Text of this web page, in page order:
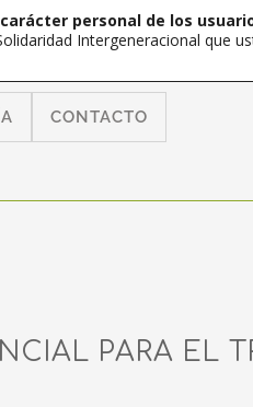
CONTACTO
PARA EL
personal de los
Intergeneracional que